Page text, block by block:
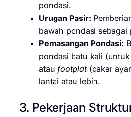
pondasi.
Urugan Pasir:
bawah pondasi sebagai
Pemasangan Pondasi:
pondasi batu kali
atau footplat(cakar
lantai atau lebih.
3. Pekerjaan